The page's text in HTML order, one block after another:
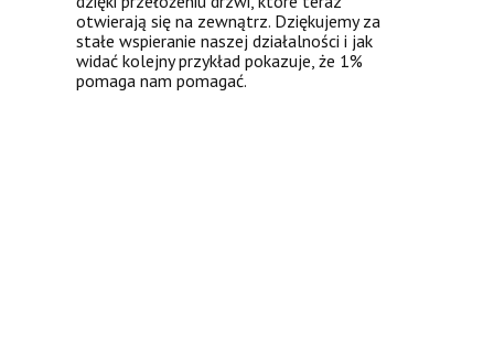
otwierają się na zewnątrz. Dziękujemy za
stałe wspieranie naszej działalności i jak
widać kolejny przykład pokazuje, że 1%
pomaga nam pomagać.